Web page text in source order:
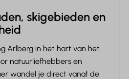
skigebieden en
Arlberg in het hart van het
natuurliefhebbers en
wandel je direct vanaf de